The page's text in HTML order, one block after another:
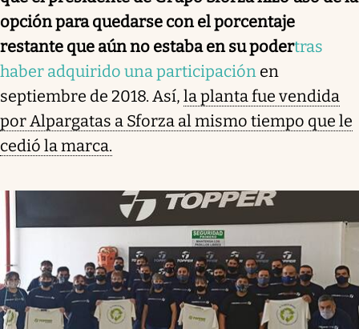
opción para quedarse con el porcentaje
restante que aún no estaba en su podertras
haber adquirido una participación en
septiembre de 2018. Así, la planta fue vendida
por Alpargatas a Sforza al mismo tiempo que le
cedió la marca.